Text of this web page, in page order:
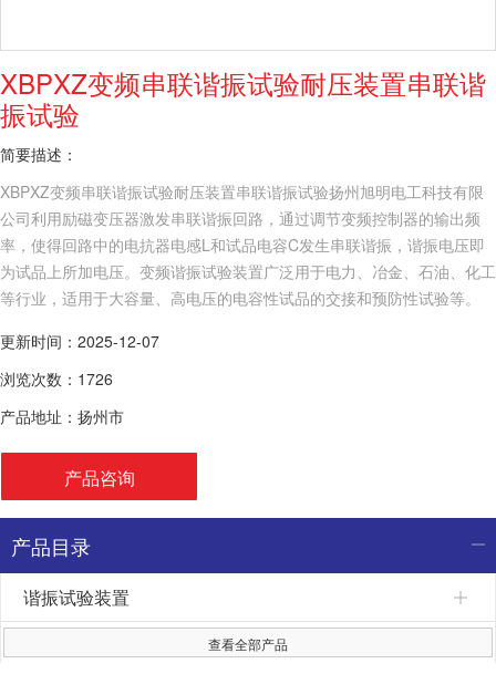
XBPXZ变频串联谐振试验耐压装置串联谐
振试验
简要描述：
XBPXZ变频串联谐振试验耐压装置串联谐振试验扬州旭明电工科技有限
公司利用励磁变压器激发串联谐振回路，通过调节变频控制器的输出频
率，使得回路中的电抗器电感L和试品电容C发生串联谐振，谐振电压即
为试品上所加电压。变频谐振试验装置广泛用于电力、冶金、石油、化工
等行业，适用于大容量、高电压的电容性试品的交接和预防性试验等。
更新时间：2025-12-07
浏览次数：1726
产品地址：扬州市
产品咨询
产品目录
谐振试验装置
查看全部产品